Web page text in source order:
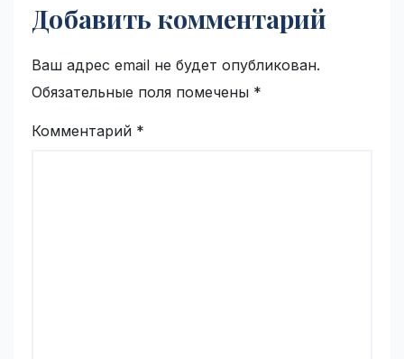
Добавить комментарий
Ваш адрес email не будет опубликован.
Обязательные поля помечены *
Комментарий *